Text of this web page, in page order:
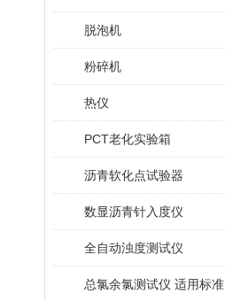
脱泡机
粉碎机
热仪
PCT老化实验箱
沥青软化点试验器
数显沥青针入度仪
全自动浊度测试仪
总氯余氯测试仪 适用标准